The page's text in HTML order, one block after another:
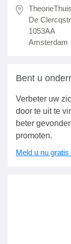
TheorieThuis
De
1053AA
Amsterdam
Bent u
Verbeter uw
door te uit te
beter
promoten.
Meld u nu gratis